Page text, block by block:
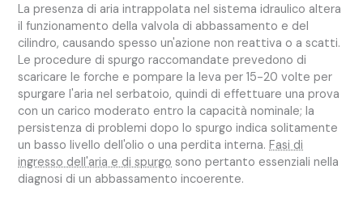
La presenza di aria intrappolata nel sistema idraulico altera
il funzionamento della valvola di abbassamento e del
cilindro, causando spesso un'azione non reattiva o a scatti.
Le procedure di spurgo raccomandate prevedono di
scaricare le forche e pompare la leva per 15-20 volte per
spurgare l'aria nel serbatoio, quindi di effettuare una prova
con un carico moderato entro la capacità nominale; la
persistenza di problemi dopo lo spurgo indica solitamente
un basso livello dell'olio o una perdita interna.Fasi di
ingresso dell'aria e di spurgo sono pertanto essenziali nella
diagnosi di un abbassamento incoerente.